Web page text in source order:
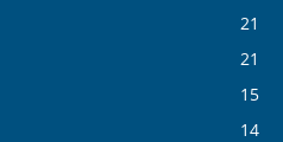
21
21
15
14